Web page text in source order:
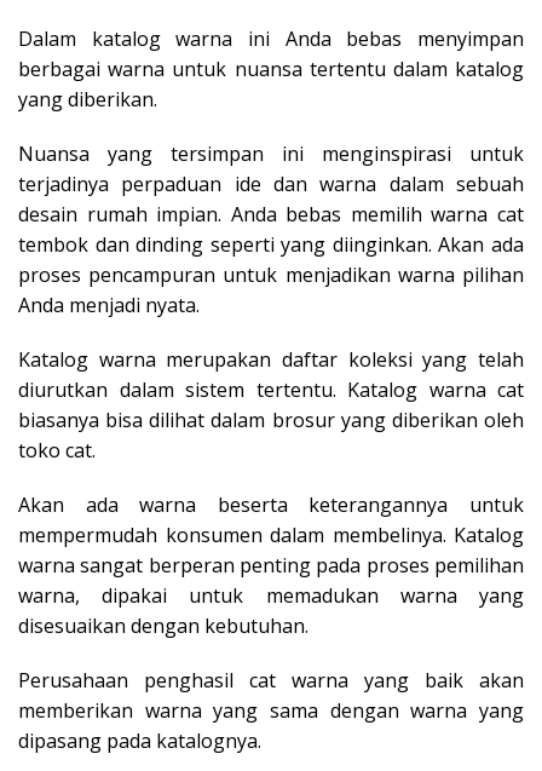
Dalam katalog warna ini Anda bebas menyimpan
berbagai warna untuk nuansa tertentu dalam katalog
yang diberikan.
Nuansa yang tersimpan ini menginspirasi untuk
terjadinya perpaduan ide dan warna dalam sebuah
desain rumah impian. Anda bebas memilih warna cat
tembok dan dinding seperti yang diinginkan. Akan ada
proses pencampuran untuk menjadikan warna pilihan
Anda menjadi nyata.
Katalog warna merupakan daftar koleksi yang telah
diurutkan dalam sistem tertentu. Katalog warna cat
biasanya bisa dilihat dalam brosur yang diberikan oleh
toko cat.
Akan ada warna beserta keterangannya untuk
mempermudah konsumen dalam membelinya. Katalog
warna sangat berperan penting pada proses pemilihan
warna, dipakai untuk memadukan warna yang
disesuaikan dengan kebutuhan.
Perusahaan penghasil cat warna yang baik akan
memberikan warna yang sama dengan warna yang
dipasang pada katalognya.